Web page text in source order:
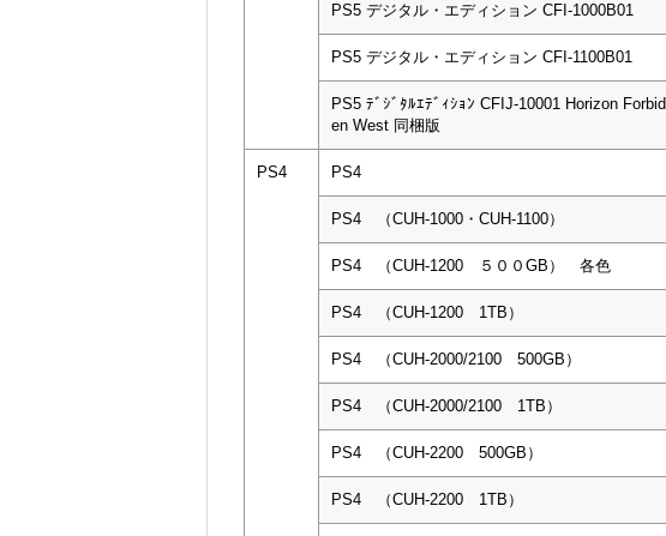
PS5 デジタル・エディション CFI-1000B01
PS5 デジタル・エディション CFI-1100B01
PS5 ﾃﾞｼﾞﾀﾙｴﾃﾞｨｼｮﾝ CFIJ-10001 Horizon
en West 同梱版
PS4 PS4
PS4 （CUH-1000・CUH-1100）
PS4 （CUH-1200 ５００GB） 各色
PS4 （CUH-1200 1TB）
PS4 （CUH-2000/2100 500GB）
PS4 （CUH-2000/2100 1TB）
PS4 （CUH-2200 500GB）
PS4 （CUH-2200 1TB）